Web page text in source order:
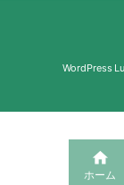
WordPress

ホーム